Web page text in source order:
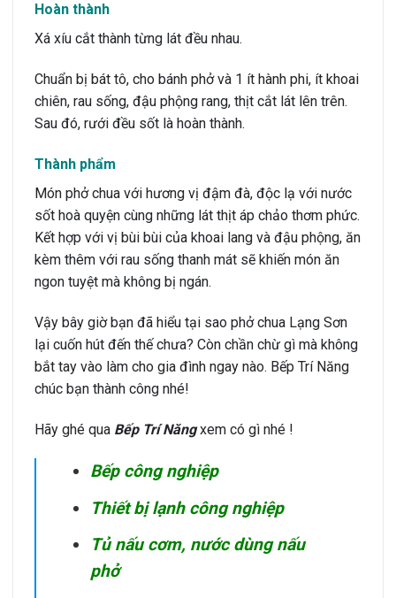
Hoàn thành
Xá xíu cắt thành từng lát đều nhau.
Chuẩn bị bát tô, cho bánh phở và 1 ít hành phi, ít khoai
chiên, rau sống, đậu phộng rang, thịt cắt lát lên trên.
Sau đó, rưới đều sốt là hoàn thành.
Thành phẩm
Món phở chua với hương vị đậm đà, độc lạ với nước
sốt hoà quyện cùng những lát thịt áp chảo thơm phức.
Kết hợp với vị bùi bùi của khoai lang và đậu phộng, ăn
kèm thêm với rau sống thanh mát sẽ khiến món ăn
ngon tuyệt mà không bị ngán.
Vậy bây giờ bạn đã hiểu tại sao phở chua Lạng Sơn
lại cuốn hút đến thế chưa? Còn chần chừ gì mà không
bắt tay vào làm cho gia đình ngay nào. Bếp Trí Năng
chúc bạn thành công nhé!
Hãy ghé qua Bếp Trí Năngxem có gì nhé !
Bếp công nghiệp
Thiết bị lạnh công nghiệp
Tủ nấu cơm, nước dùng nấu
phở